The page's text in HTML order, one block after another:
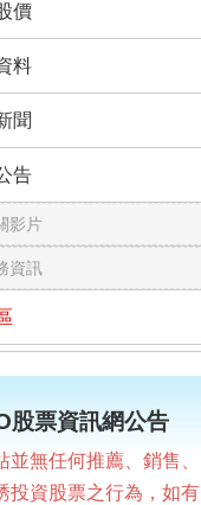
價
料
聞
告
影片
資訊
股票資訊網公告
並無任何推薦、銷售、
投資股票之行為，如有